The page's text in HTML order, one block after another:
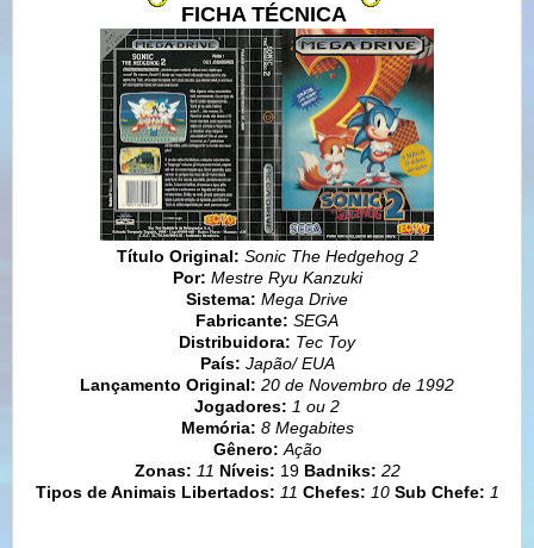
FICHA TÉCNICA
Título Original: Sonic The Hedgehog 2
Por: Mestre Ryu Kanzuki
Sistema: Mega Drive
Fabricante: SEGA
Distribuidora: Tec Toy
País: Japão/ EUA
Lançamento Original: 20 de Novembro de 1992
Jogadores: 1 ou 2
Memória: 8 Megabites
Gênero: Ação
Zonas: 11 Níveis: 19 Badniks: 22
Tipos de Animais Libertados: 11 Chefes: 10 Sub Chefe: 1